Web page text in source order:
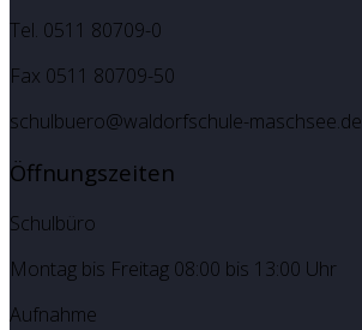
Tel. 0511 80709-0
Fax 0511 80709-50
schulbuero@waldorfschule-maschsee.de
Öffnungszeiten
Schulbüro
Montag bis Freitag 08:00 bis 13:00 Uhr
Aufnahme